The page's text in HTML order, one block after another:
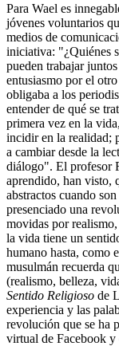
Para Wael es
jóvenes voluntarios
medios de
iniciativa: "¿Quiénes
pueden trabajar
entusiasmo por el
obligaba a los
entender de qué se
primera vez en la
incidir en la realidad;
a cambiar desde la
diálogo". El profesor
aprendido, han visto,
abstractos cuando
presenciado una
movidas por
la vida tiene un
humano hasta, como
musulmán recuerda
(realismo, belleza,
Sentido Religioso de
experiencia y las
revolución que se ha
virtual de Facebook y